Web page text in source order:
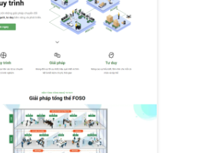
XEM THỬ